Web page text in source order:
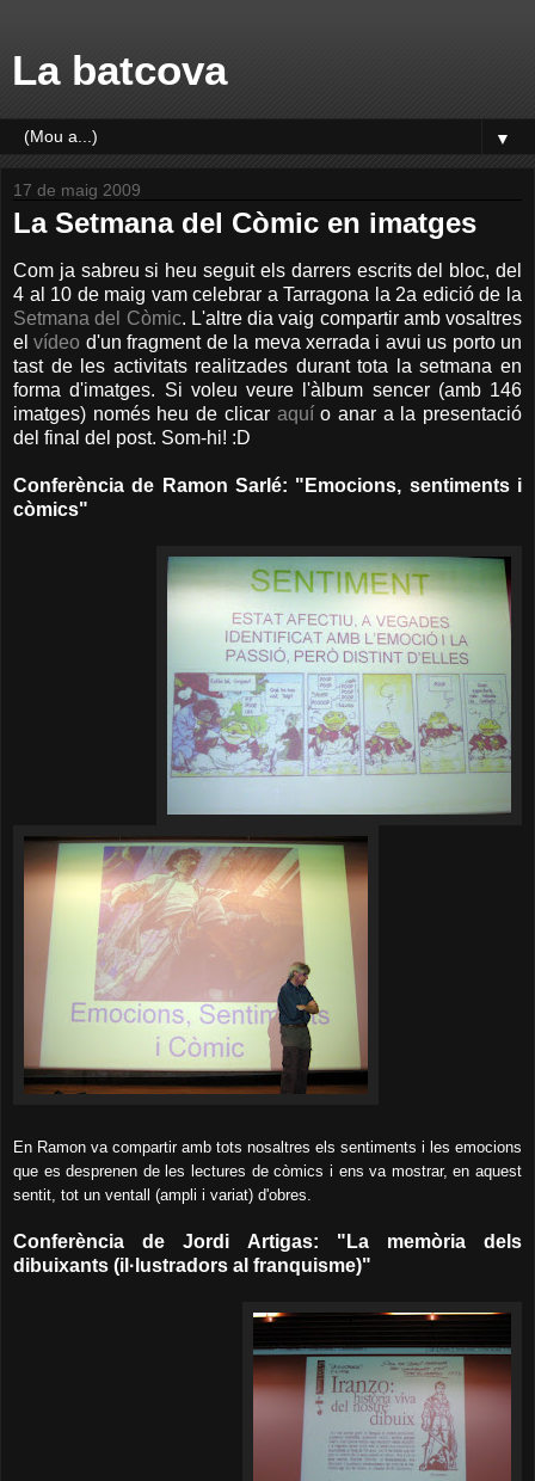
La batcova
▼
17 de maig 2009
La Setmana del Còmic en imatges
Com ja sabreu si heu seguit els darrers escrits del bloc, del
4 al 10 de maig vam celebrar a Tarragona la 2a edició de la
Setmana del Còmic. L'altre dia vaig compartir amb vosaltres
elvídeo d'un fragment de la meva xerrada i avui us porto un
tast de les activitats realitzades durant tota la setmana en
forma d'imatges. Si voleu veure l'àlbum sencer (amb 146
imatges) només heu de clicar aquío anar a la presentació
del final del post. Som-hi! :D
Conferència de Ramon Sarlé: "Emocions, sentiments i
còmics"
En Ramon va compartir amb tots nosaltres els sentiments i les emocions
que es desprenen de les lectures de còmics i ens va mostrar, en aquest
sentit, tot un ventall (ampli i variat) d'obres.
Conferència de Jordi Artigas: "La memòria dels
dibuixants (il·lustradors al franquisme)"